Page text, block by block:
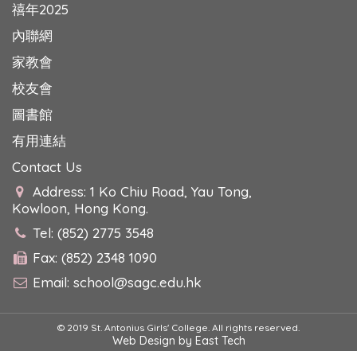
禧年2025
內聯網
家教會
校友會
圖書館
有用連結
Contact Us
Address: 1 Ko Chiu Road, Yau Tong,
Kowloon, Hong Kong.
Tel: (852) 2775 3548
Fax: (852) 2348 1090
Email: school@sagc.edu.hk
© 2019 St. Antonius Girls' College. All rights reserved.
Web Design by East Tech